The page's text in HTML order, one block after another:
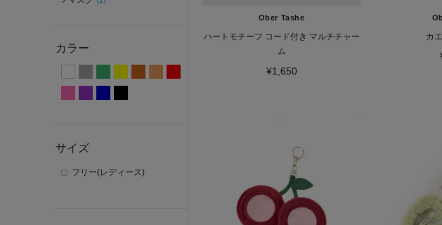
カラー
サイズ
フリー(レディース)
Ober Tashe
ハートモチーフ コード付き マルチチャー
ム
¥1,650
カ